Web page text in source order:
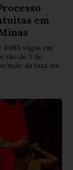
em
vagas em
vão de 3 de
da taxa até